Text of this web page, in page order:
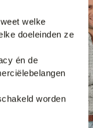
welke
doeleinden ze
én de
worden